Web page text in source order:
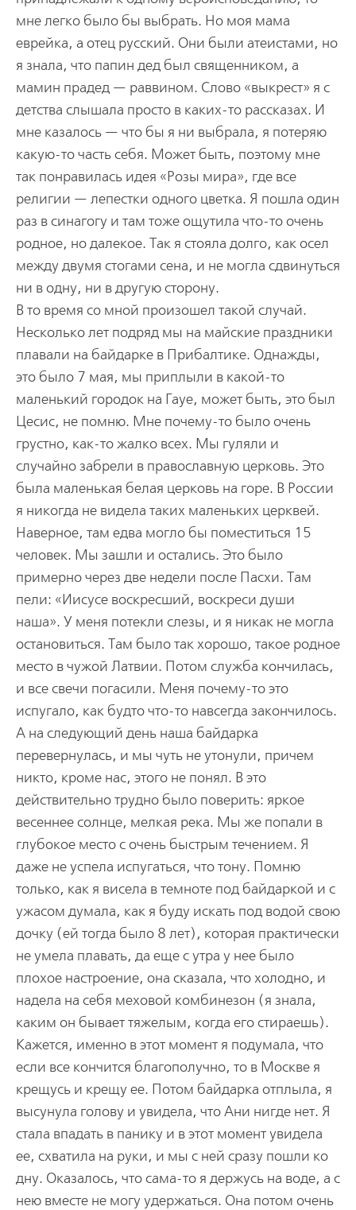
мне легко было бы выбрать. Но моя мама
еврейка, а отец русский. Они были атеистами, но
я знала, что папин дед был священником, а
мамин прадед — раввином. Слово «выкрест» я с
детства слышала просто в каких-то рассказах. И
мне казалось — что бы я ни выбрала, я потеряю
какую-то часть себя. Может быть, поэтому мне
так понравилась идея «Розы мира», где все
религии — лепестки одного цветка. Я пошла один
раз в синагогу и там тоже ощутила что-то очень
родное, но далекое. Так я стояла долго, как осел
между двумя стогами сена, и не могла сдвинуться
ни в одну, ни в другую сторону.
В то время со мной произошел такой случай.
Несколько лет подряд мы на майские праздники
плавали на байдарке в Прибалтике. Однажды,
это было 7 мая, мы приплыли в какой-то
маленький городок на Гауе, может быть, это был
Цесис, не помню. Мне почему-то было очень
грустно, как-то жалко всех. Мы гуляли и
случайно забрели в православную церковь. Это
была маленькая белая церковь на горе. В России
я никогда не видела таких маленьких церквей.
Наверное, там едва могло бы поместиться 15
человек. Мы зашли и остались. Это было
примерно через две недели после Пасхи. Там
пели: «Иисусе воскресший, воскреси души
наша». У меня потекли слезы, и я никак не могла
остановиться. Там было так хорошо, такое родное
место в чужой Латвии. Потом служба кончилась,
и все свечи погасили. Меня почему-то это
испугало, как будто что-то навсегда закончилось.
А на следующий день наша байдарка
перевернулась, и мы чуть не утонули, причем
никто, кроме нас, этого не понял. В это
действительно трудно было поверить: яркое
весеннее солнце, мелкая река. Мы же попали в
глубокое место с очень быстрым течением. Я
даже не успела испугаться, что тону. Помню
только, как я висела в темноте под байдаркой и с
ужасом думала, как я буду искать под водой свою
дочку (ей тогда было 8 лет), которая практически
не умела плавать, да еще с утра у нее было
плохое настроение, она сказала, что холодно, и
надела на себя меховой комбинезон (я знала,
каким он бывает тяжелым, когда его стираешь).
Кажется, именно в этот момент я подумала, что
если все кончится благополучно, то в Москве я
крещусь и крещу ее. Потом байдарка отплыла, я
высунула голову и увидела, что Ани нигде нет. Я
стала впадать в панику и в этот момент увидела
ее, схватила на руки, и мы с ней сразу пошли ко
дну. Оказалось, что сама-то я держусь на воде, а с
нею вместе не могу удержаться. Она потом очень